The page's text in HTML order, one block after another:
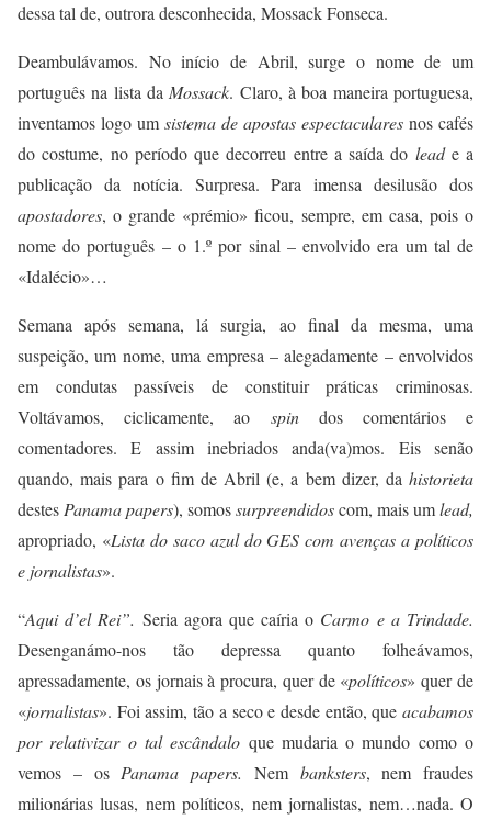
dessa tal de, outrora desconhecida, Mossack Fonseca.
Deambulávamos. No início de Abril, surge o nome de um
português na lista da Mossack. Claro, à boa maneira portuguesa,
inventamos logo um sistema de apostas espectaculares nos cafés
do costume, no período que decorreu entre a saída do leade a
publicação da notícia. Surpresa. Para imensa desilusão dos
apostadores, o grande «prémio» ficou, sempre, em casa, pois o
nome do português – o 1.º por sinal – envolvido era um tal de
«Idalécio»…
Semana após semana, lá surgia, ao final da mesma, uma
suspeição, um nome, uma empresa – alegadamente – envolvidos
em condutas passíveis de constituir práticas criminosas.
Voltávamos, ciclicamente, ao spin dos comentários e
comentadores. E assim inebriados anda(va)mos. Eis senão
quando, mais para o fim de Abril (e, a bem dizer, da historieta
destes Panama papers), somossurpreendidoscom, mais umlead,
apropriado, «Lista do saco azul do GES com avenças a políticos
e jornalistas».
“Aqui d’el Rei”. Seria agora que caíria o Carmo e a Trindade.
Desenganámo-nos tão depressa quanto folheávamos,
apressadamente, os jornais à procura, quer de «políticos» quer de
«jornalistas». Foi assim, tão a seco e desde então, que acabamos
por relativizar o tal escândalo que mudaria o mundo como o
vemos – os Panama papers. Nem banksters, nem fraudes
milionárias lusas, nem políticos, nem jornalistas, nem…nada. O